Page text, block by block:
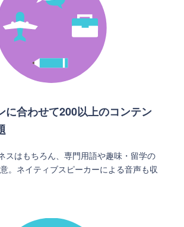
に合わせて200以上のコンテン
スはもちろん、専門用語や趣味・留学の
。ネイティブスピーカーによる音声も収